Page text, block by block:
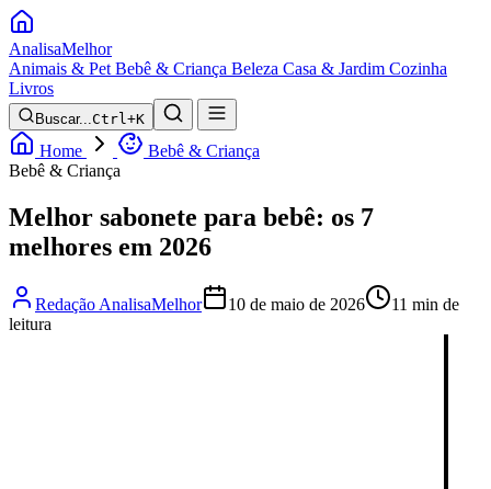
AnalisaMelhor
Animais & Pet Bebê & Criança Beleza Casa & Jardim Cozinha
Livros
Buscar...Ctrl+K
Home
Bebê & Criança
Bebê & Criança
Melhor sabonete para bebê: os 7
melhores em 2026
Redação AnalisaMelhor 10 de maio de 2026
11 min de
leitura